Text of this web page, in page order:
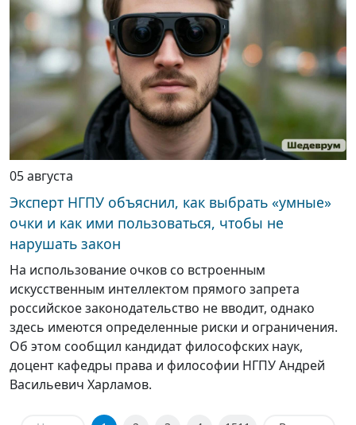
05 августа
Эксперт НГПУ объяснил, как выбрать «умные»
очки и как ими пользоваться, чтобы не
нарушать закон
На использование очков со встроенным
искусственным интеллектом прямого запрета
российское законодательство не вводит, однако
здесь имеются определенные риски и ограничения.
Об этом сообщил кандидат философских наук,
доцент кафедры права и философии НГПУ Андрей
Васильевич Харламов.